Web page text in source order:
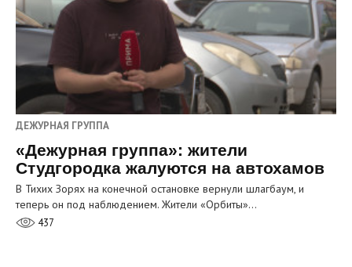
ДЕЖУРНАЯ ГРУППА
«Дежурная группа»: жители
Студгородка жалуются на автохамов
В Тихих Зорях на конечной остановке вернули шлагбаум, и
теперь он под наблюдением. Жители «Орбиты»…
437